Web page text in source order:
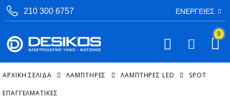
210 300 6757 ΕΝΈΡΓΕΙΕΣ
0
ΑΡΧΙΚΉ ΣΕΛΊΔΑ ΛΑΜΠΤΗΡΕΣ ΛΑΜΠΤΉΡΕΣ LED SPOT
ΕΠΑΓΓΕΛΜΑΤΙΚΈΣ